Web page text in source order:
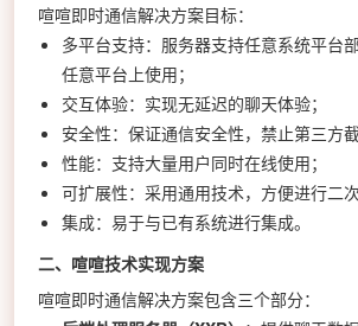
喧喧即时通信解决方案目标：
多平台支持：服务器支持任意系统平台
任意平台上使用；
交互体验：实现无延迟的聊天体验；
安全性：保证通信安全性，禁止第三方截
性能：支持大量用户同时在线使用；
可扩展性：采用通用技术，方便进行二次
集成：易于与已有系统进行集成。
二、喧喧技术实现方案
喧喧即时通信解决方案包含三个部分：